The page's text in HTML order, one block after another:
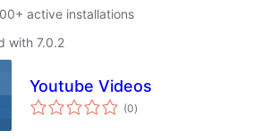
active installations
with 7.0.2
Youtube Videos
(0total
ratings
)